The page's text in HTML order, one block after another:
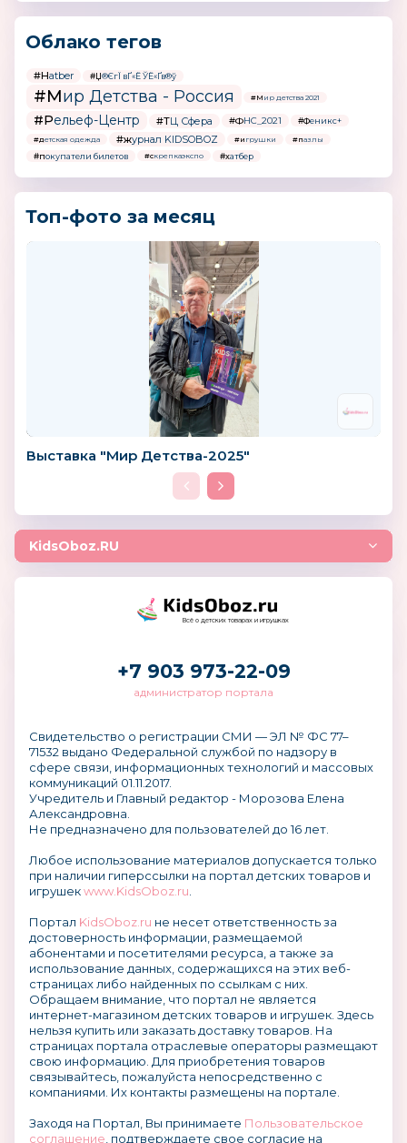
Облако тегов
#Hatber #Џ®ЄгЇ вҐ«Ё ЎЁ«Ґв®ў
#Мир Детства - Россия #Мир детства 2021
#Рельеф-Центр #ТЦ Сфера #ФНС_2021 #Феникс+
#детская одежда #журнал KIDSOBOZ #игрушки #пазлы
#покупатели билетов #скрепкаэкспо #хатбер
Топ-фото за месяц
Выставка "Мир Детства-2025"
KidsOboz.RU
Всё о детских товарах и игрушках
+7 903 973-22-09
администратор портала
Свидетельство о регистрации СМИ — ЭЛ № ФС 77–
71532 выдано Федеральной службой по надзору в
сфере связи, информационных технологий и массовых
коммуникаций 01.11.2017.
Учредитель и Главный редактор - Морозова Елена
Александровна.
Не предназначено для пользователей до 16 лет.
Любое использование материалов допускается только
при наличии гиперссылки на портал детских товаров и
игрушекwww.KidsOboz.ru
Портал KidsOboz.ru не несет ответственность за
достоверность информации, размещаемой
абонентами и посетителями ресурса, а также за
использование данных, содержащихся на этих веб-
страницах либо найденных по ссылкам с них.
Обращаем внимание, что портал не является
интернет-магазином детских товаров и игрушек. Здесь
нельзя купить или заказать доставку товаров. На
страницах портала отраслевые операторы размещают
свою информацию. Для приобретения товаров
связывайтесь, пожалуйста непосредственно с
компаниями. Их контакты размещены на портале.
Заходя на Портал, Вы принимаете Пользовательское
соглашение , подтверждаете свое согласие на